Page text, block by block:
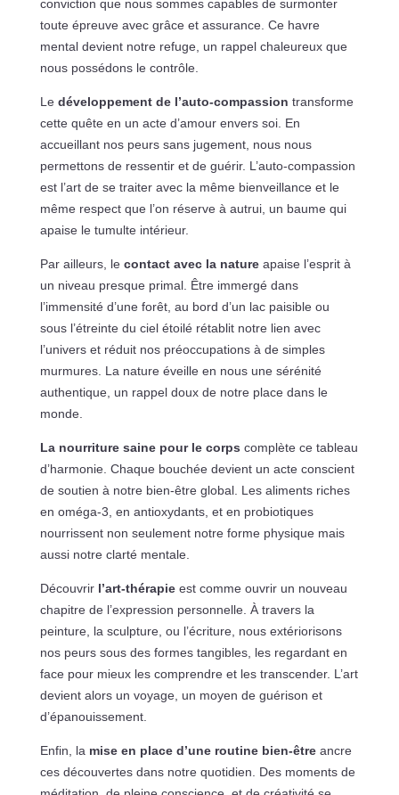
conviction que nous sommes capables de surmonter
toute épreuve avec grâce et assurance. Ce havre
mental devient notre refuge, un rappel chaleureux que
nous possédons le contrôle.
Le développement de l’auto-compassion transforme
cette quête en un acte d’amour envers soi. En
accueillant nos peurs sans jugement, nous nous
permettons de ressentir et de guérir. L’auto-compassion
est l’art de se traiter avec la même bienveillance et le
même respect que l’on réserve à autrui, un baume qui
apaise le tumulte intérieur.
Par ailleurs, le contact avec la natureapaise l’esprit à
un niveau presque primal. Être immergé dans
l’immensité d’une forêt, au bord d’un lac paisible ou
sous l’étreinte du ciel étoilé rétablit notre lien avec
l’univers et réduit nos préoccupations à de simples
murmures. La nature éveille en nous une sérénité
authentique, un rappel doux de notre place dans le
monde.
La nourriture saine pour le corps complète ce tableau
d’harmonie. Chaque bouchée devient un acte conscient
de soutien à notre bien-être global. Les aliments riches
en oméga-3, en antioxydants, et en probiotiques
nourrissent non seulement notre forme physique mais
aussi notre clarté mentale.
Découvrir l’art-thérapieest comme ouvrir un nouveau
chapitre de l’expression personnelle. À travers la
peinture, la sculpture, ou l’écriture, nous extériorisons
nos peurs sous des formes tangibles, les regardant en
face pour mieux les comprendre et les transcender. L’art
devient alors un voyage, un moyen de guérison et
d’épanouissement.
Enfin, la mise en place d’une routine bien-êtreancre
ces découvertes dans notre quotidien. Des moments de